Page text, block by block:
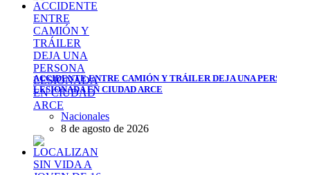
ACCIDENTE ENTRE CAMIÓN Y TRÁILER DEJA UNA PERSONA
LESIONADA EN CIUDAD ARCE
Nacionales
8 de agosto de 2026